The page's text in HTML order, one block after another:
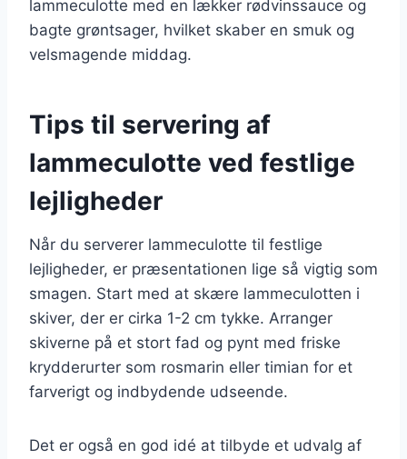
lammeculotte med en lækker rødvinssauce og
bagte grøntsager, hvilket skaber en smuk og
velsmagende middag.
Tips til servering af
lammeculotte ved festlige
lejligheder
Når du serverer lammeculotte til festlige
lejligheder, er præsentationen lige så vigtig som
smagen. Start med at skære lammeculotten i
skiver, der er cirka 1-2 cm tykke. Arranger
skiverne på et stort fad og pynt med friske
krydderurter som rosmarin eller timian for et
farverigt og indbydende udseende.
Det er også en god idé at tilbyde et udvalg af